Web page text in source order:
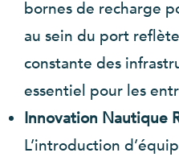
bornes de recharge
au sein du port
constante des
essentiel pour les
Innovation Nautique
L’introduction